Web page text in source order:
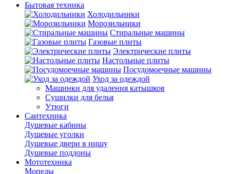
Бытовая техника
Холодильники
Морозильники
Стиральные машины
Газовые плиты
Электрические плиты
Настольные плиты
Посудомоечные машины
Уход за одеждой
Машинки для удаления катышков
Сушилки для белья
Утюги
Сантехника
Душевые кабины
Душевые уголки
Душевые двери в нишу
Душевые поддоны
Мототехника
Мопеды